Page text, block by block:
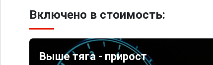
Включено в стоимость:
Выше тяга - прирост